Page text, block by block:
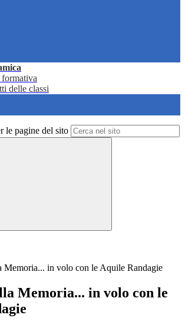
delle classi
le pagine del sito
Memoria... in volo con le Aquile Randagie
Memoria... in volo con le